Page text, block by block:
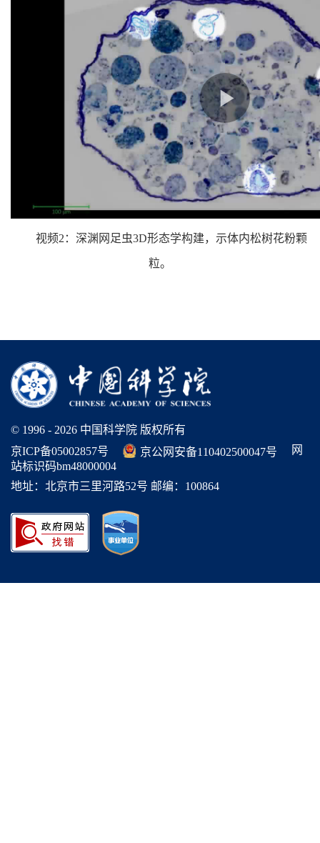
视频2：深渊网足虫3D形态学构建，示体内松树花粉颗
粒。
© 1996 - 2026 中国科学院 版权所有
京ICP备05002857号
京公网安备110402500047号
网
站标识码bm48000004
地址：北京市三里河路52号 邮编：100864